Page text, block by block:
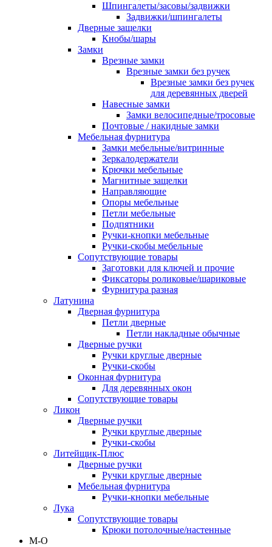
Шпингалеты/засовы/задвижки
Задвижки/шпингалеты
Дверные защелки
Кнобы/шары
Замки
Врезные замки
Врезные замки без ручек
Врезные замки без ручек
для деревянных дверей
Навесные замки
Замки велосипедные/тросовые
Почтовые / накидные замки
Мебельная фурнитура
Замки мебельные/витринные
Зеркалодержатели
Крючки мебельные
Магнитные защелки
Направляющие
Опоры мебельные
Петли мебельные
Подпятники
Ручки-кнопки мебельные
Ручки-скобы мебельные
Сопутствующие товары
Заготовки для ключей и прочие
Фиксаторы роликовые/шариковые
Фурнитура разная
Латунина
Дверная фурнитура
Петли дверные
Петли накладные обычные
Дверные ручки
Ручки круглые дверные
Ручки-скобы
Оконная фурнитура
Для деревянных окон
Сопутствующие товары
Ликон
Дверные ручки
Ручки круглые дверные
Ручки-скобы
Литейщик-Плюс
Дверные ручки
Ручки круглые дверные
Мебельная фурнитура
Ручки-кнопки мебельные
Лука
Сопутствующие товары
Крюки потолочные/настенные
М-О